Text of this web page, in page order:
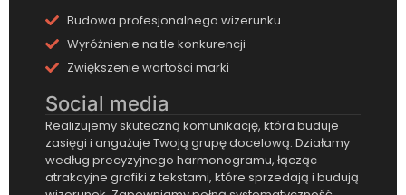
Budowa profesjonalnego wizerunku
Wyróżnienie na tle konkurencji
Zwiększenie wartości marki
Social media
Realizujemy skuteczną komunikację, która buduje
zasięgi i angażuje Twoją grupę docelową. Działamy
według precyzyjnego harmonogramu, łącząc
atrakcyjne grafiki z tekstami, które sprzedają i budują